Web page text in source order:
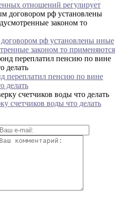
отношений регулирует
рф установлены иные
законом то применяются
переплатил пенсию по вине
делать
счетчиков воды что делать